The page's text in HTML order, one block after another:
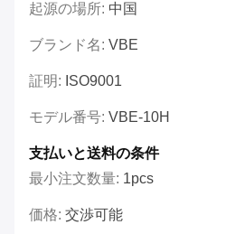
起源の場所: 中国
ブランド名: VBE
証明: ISO9001
モデル番号: VBE-10H
支払いと送料の条件
最小注文数量: 1pcs
価格: 交渉可能